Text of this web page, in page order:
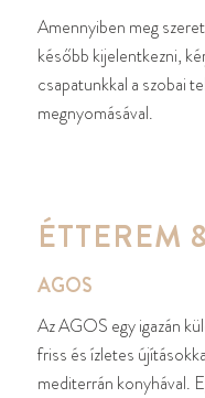
Amennyiben meg
később kijelentkezni,
csapatunkkal a szobai
megnyomásával.
ÉTTEREM
AGOS
Az AGOS egy igazán
friss és ízletes
mediterrán konyhával.